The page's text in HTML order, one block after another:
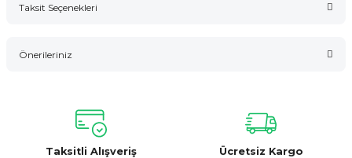
Taksit Seçenekleri
Önerileriniz
konularda yetersiz gördüğünüz noktaları öneri formunu
kullanarak tarafımıza iletebilirsiniz.
Görüş ve önerileriniz için teşekkür ederiz.
Taksitli Alışveriş
Ücretsiz Kargo